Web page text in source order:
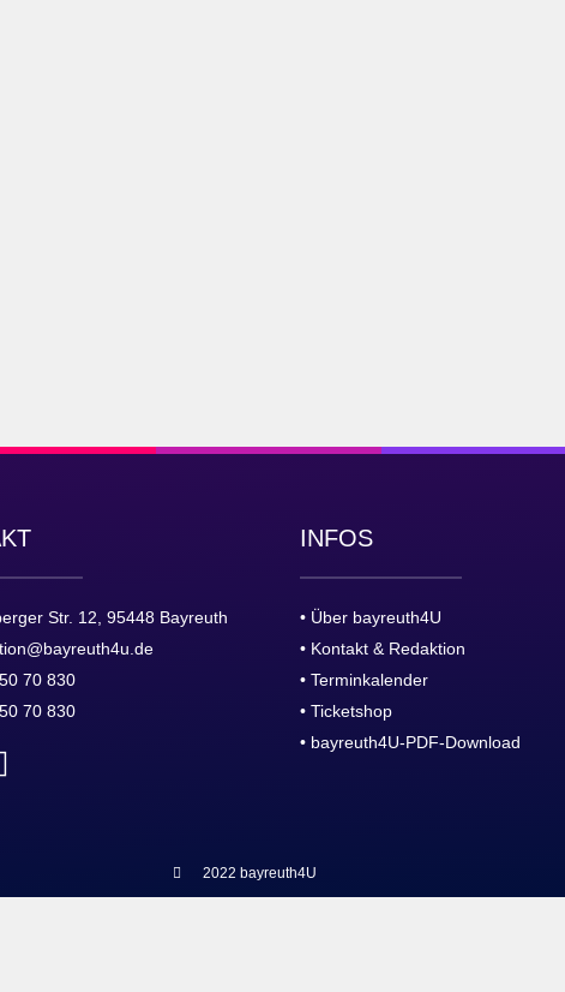
Str. 12, 95448 Bayreuth
70 830
70 830
INFOS
• Über bayreuth4U
• Kontakt & Redaktion
• Terminkalender
• Ticketshop
• bayreuth4U-PDF-Download
2022 bayreuth4U